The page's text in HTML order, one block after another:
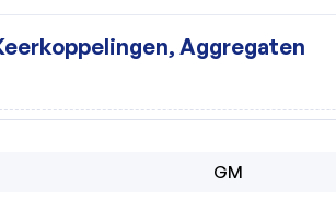
Aggregaten
GM